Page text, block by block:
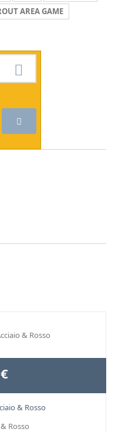
AREA GAME
& Rosso
Rosso